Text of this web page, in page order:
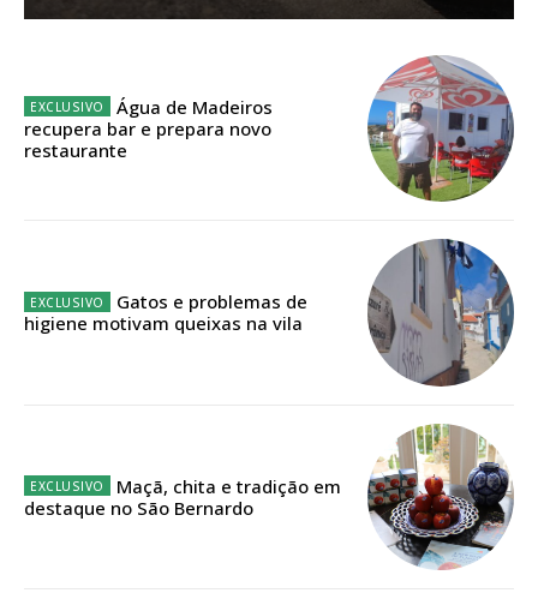
Planos de Assinatura
Faça-se assinante do Região de Cister e ajude-nos a manter este serviço
Sendo assinante terá acesso a todos os conteúdos exclusivos e versões
12 meses
Água de Madeiros
recupera bar e prepara novo
restaurante
Gatos e problemas de
higiene motivam queixas na vila
Maçã, chita e tradição em
destaque no São Bernardo